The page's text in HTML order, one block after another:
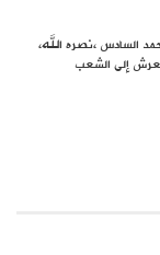
السادس ،نصره الله،
إلى الشعب